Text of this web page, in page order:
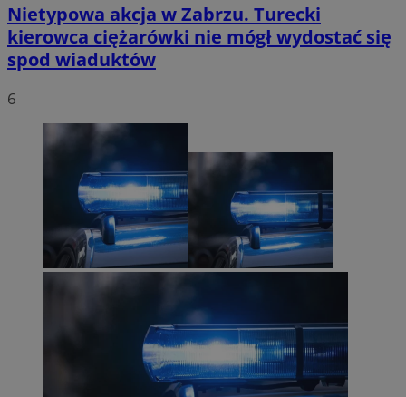
Nietypowa akcja w Zabrzu. Turecki
kierowca ciężarówki nie mógł wydostać się
spod wiaduktów
6